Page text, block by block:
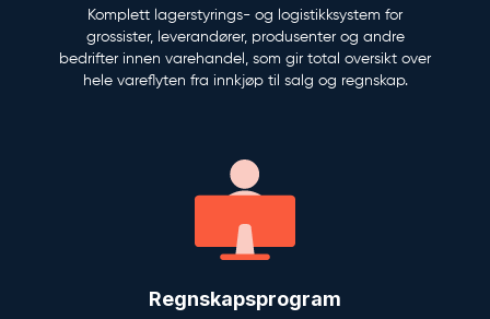
Komplett lagerstyrings- og logistikksystem for
grossister, leverandører, produsenter og andre
bedrifter innen varehandel, som gir total oversikt over
hele vareflyten fra innkjøp til salg og regnskap.
Regnskapsprogram